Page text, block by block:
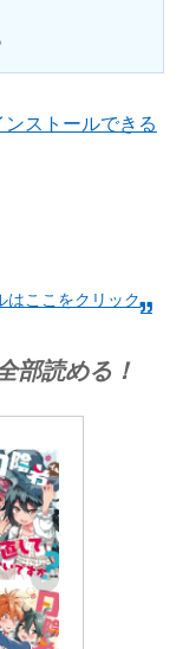
ストールできる
はここをクリック
部読める！